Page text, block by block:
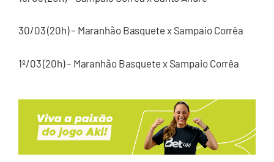
30/03 (20h) – Maranhão Basquete x Sampaio Corrêa
1º/03 (20h) – Maranhão Basquete x Sampaio Corrêa